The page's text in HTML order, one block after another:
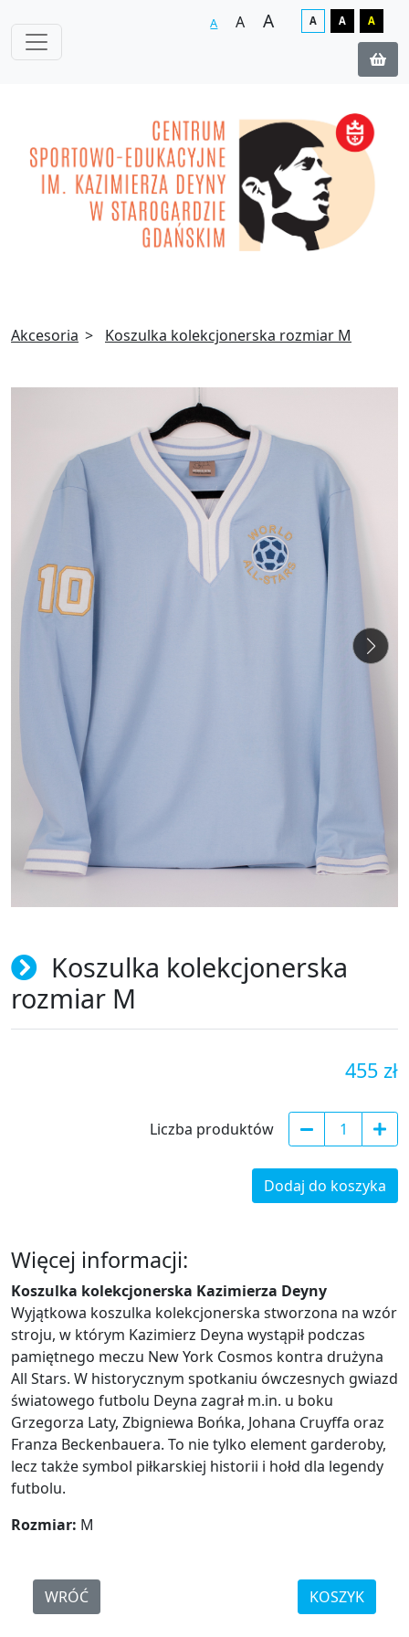
A A A A A A
Akcesoria Koszulka kolekcjonerska rozmiar M
Koszulka kolekcjonerska
rozmiar M
455 zł
Liczba produktów
Dodaj do koszyka
Więcej informacji:
Koszulka kolekcjonerska Kazimierza Deyny
Wyjątkowa koszulka kolekcjonerska stworzona na wzór
stroju, w którym Kazimierz Deyna wystąpił podczas
pamiętnego meczu New York Cosmos kontra drużyna
All Stars. W historycznym spotkaniu ówczesnych gwiazd
światowego futbolu Deyna zagrał m.in. u boku
Grzegorza Laty, Zbigniewa Bońka, Johana Cruyffa oraz
Franza Beckenbauera. To nie tylko element garderoby,
lecz także symbol piłkarskiej historii i hołd dla legendy
futbolu.
Rozmiar: M
WRÓĆ KOSZYK